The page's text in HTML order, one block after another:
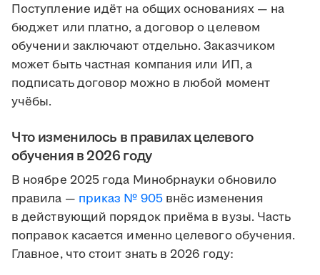
Поступление идёт на общих основаниях — на
бюджет или платно, а договор о целевом
обучении заключают отдельно. Заказчиком
может быть частная компания или ИП, а
подписать договор можно в любой момент
учёбы.
Что изменилось в правилах целевого
обучения в 2026 году
В ноябре 2025 года Минобрнауки обновило
правила — приказ № 905внёс изменения
в действующий порядок приёма в вузы. Часть
поправок касается именно целевого обучения.
Главное, что стоит знать в 2026 году: